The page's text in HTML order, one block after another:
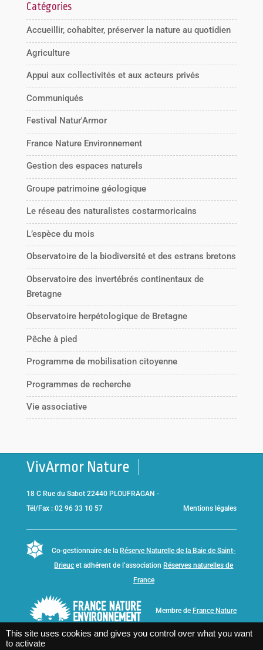
Catégories
Accueillir, cohabiter, préserver la nature au quotidien
Agriculture
Appui aux collectivités et aux acteurs privés
Communiqués
Festival Natur'Armor
France Nature Environnement
Gestion des espaces naturels
Groupe patrimoine géologique
Le réseau des naturalistes costarmoricains
L’espèce du mois
Observatoire de la biodiversité et des estrans bretons
Observatoire des invertébrés continentaux de
Bretagne
Observatoire herpétologique de Bretagne
Pêche à pied
Programme de mobilisation citoyenne
Programmes de recherche
Vie associative
VivArmor Nature
18 C Rue du Sabot 22440 PLOUFRAGAN -
Tél/Fax : 02 96 33 10 57
Mentions légales
Co-gestionnaire de la Réserve Naturelle de la Baie de Saint-
Brieuc et adhérent de l’association Réserves naturelles de
France
Membre de France Nature
This site uses cookies and gives you control over what you want
to activate